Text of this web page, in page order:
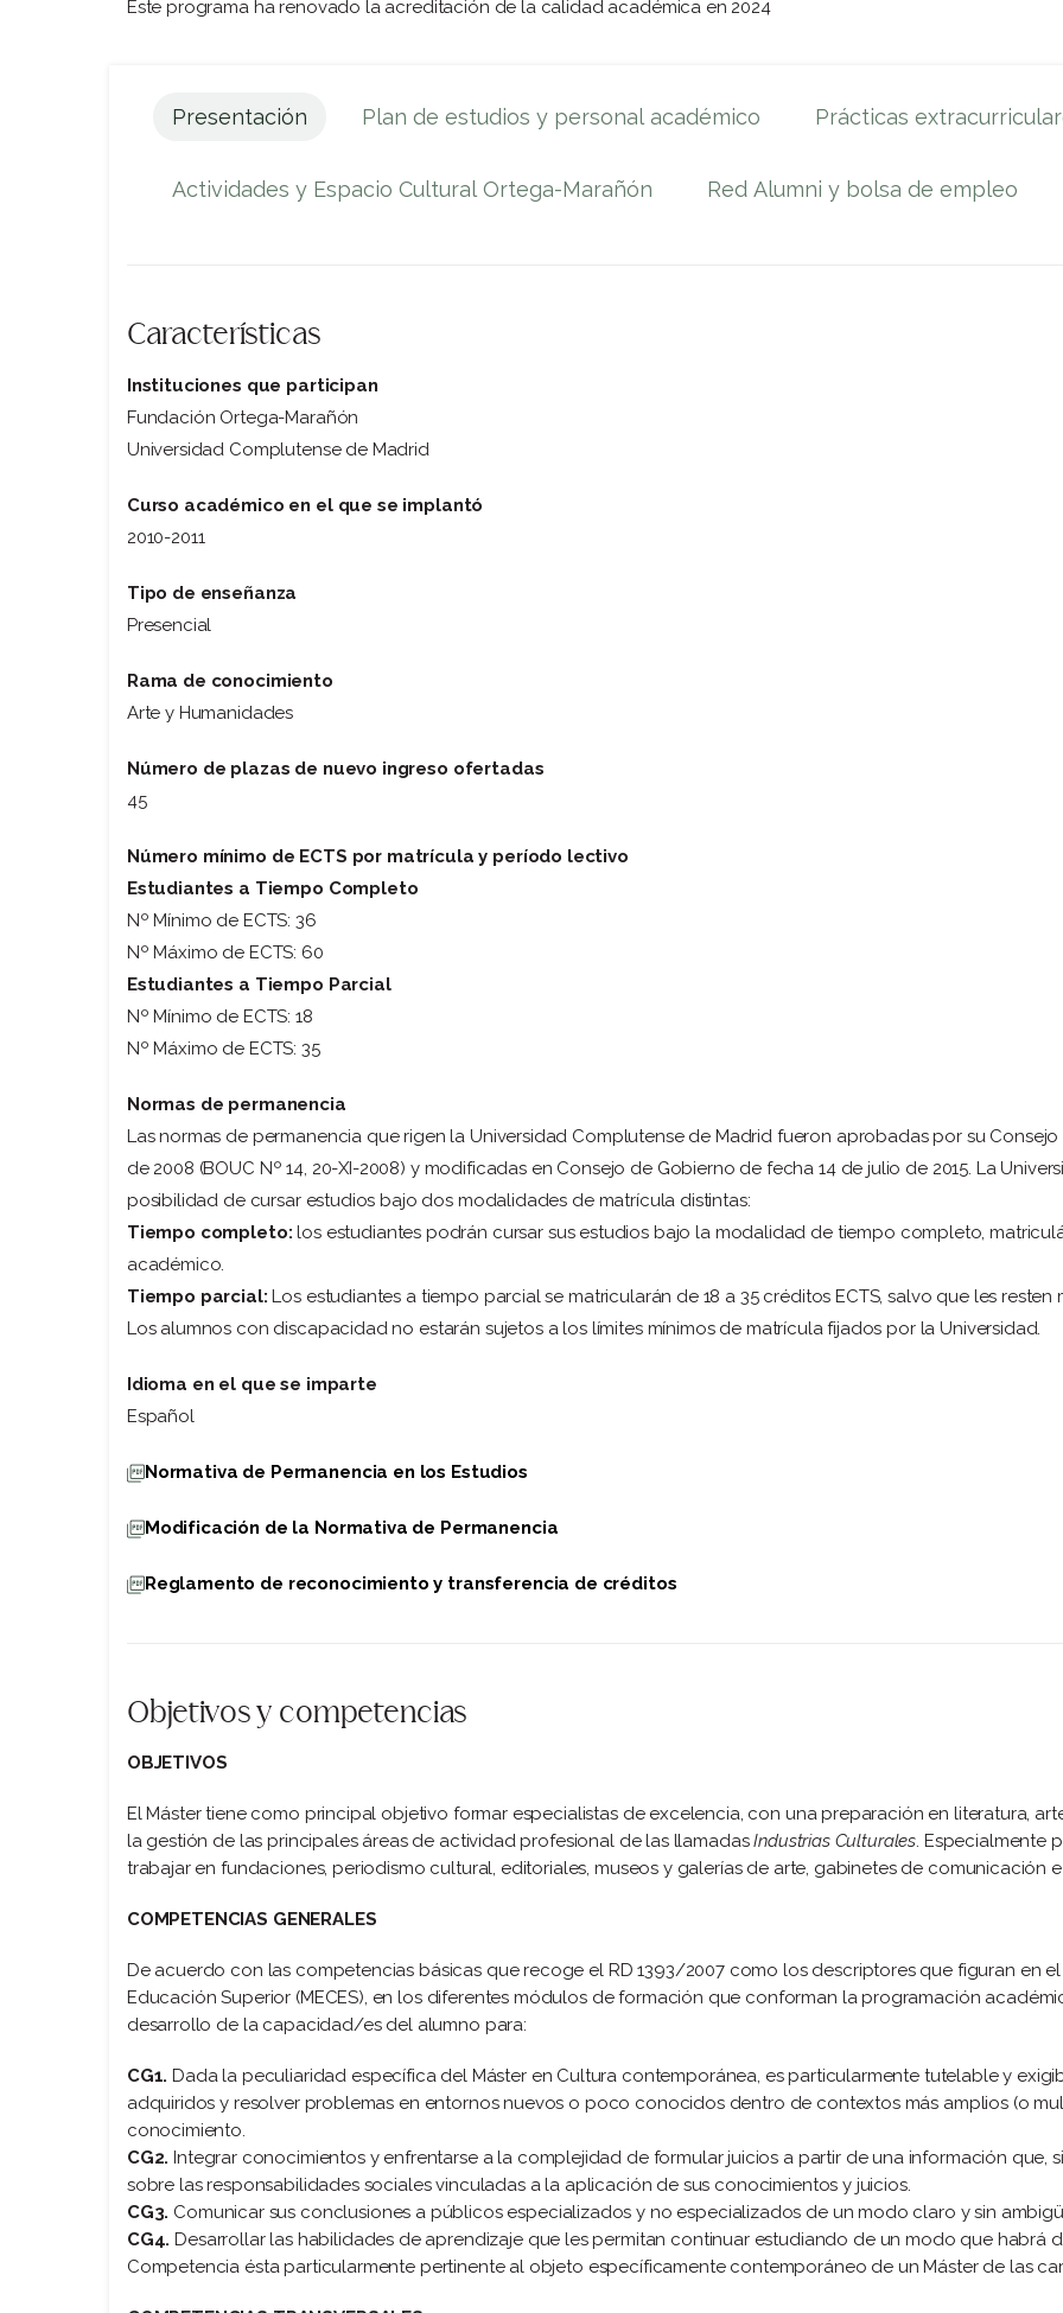
Este programa ha renovado la acreditación de la calidad académica en 2024
Presentación Plan de estudios y personal académico Prácticas
Actividades y Espacio Cultural Ortega-Marañón Red Alumni y bolsa de empleo
Características
Instituciones que participan
Fundación Ortega-Marañón
Universidad Complutense de Madrid
Curso académico en el que se implantó
2010-2011
Tipo de enseñanza
Presencial
Rama de conocimiento
Arte y Humanidades
Número de plazas de nuevo ingreso ofertadas
45
Número mínimo de ECTS por matrícula y período lectivo
Estudiantes a Tiempo Completo
Nº Mínimo de ECTS: 36
Nº Máximo de ECTS: 60
Estudiantes a Tiempo Parcial
Nº Mínimo de ECTS: 18
Nº Máximo de ECTS: 35
Normas de permanencia
Las normas de permanencia que rigen la Universidad Complutense de Madrid fueron aprobadas por su
de 2008 (BOUC Nº 14, 20-XI-2008) y modificadas en Consejo de Gobierno de fecha 14 de julio de 2015. La
posibilidad de cursar estudios bajo dos modalidades de matrícula distintas:
Tiempo completo: los estudiantes podrán cursar sus estudios bajo la modalidad de tiempo completo,
académico.
Tiempo parcial: Los estudiantes a tiempo parcial se matricularán de 18 a 35 créditos ECTS, salvo que les
Los alumnos con discapacidad no estarán sujetos a los límites mínimos de matrícula fijados por la Universidad.
Idioma en el que se imparte
Español
Normativa de Permanencia en los Estudios
Modificación de la Normativa de Permanencia
Reglamento de reconocimiento y transferencia de créditos
Objetivos y competencias
OBJETIVOS
El Máster tiene como principal objetivo formar especialistas de excelencia, con una preparación en literatura,
la gestión de las principales áreas de actividad profesional de las llamadasIndustrias Culturales . Especialmente
trabajar en fundaciones, periodismo cultural, editoriales, museos y galerías de arte, gabinetes de comunicación
COMPETENCIAS GENERALES
De acuerdo con las competencias básicas que recoge el RD 1393/2007 como los descriptores que figuran en
Educación Superior (MECES), en los diferentes módulos de formación que conforman la programación
desarrollo de la capacidad/es del alumno para:
CG1. Dada la peculiaridad específica del Máster en Cultura contemporánea, es particularmente tutelable y
adquiridos y resolver problemas en entornos nuevos o poco conocidos dentro de contextos más amplios (o
conocimiento.
CG2. Integrar conocimientos y enfrentarse a la complejidad de formular juicios a partir de una información que,
sobre las responsabilidades sociales vinculadas a la aplicación de sus conocimientos y juicios.
CG3. Comunicar sus conclusiones a públicos especializados y no especializados de un modo claro y sin
CG4. Desarrollar las habilidades de aprendizaje que les permitan continuar estudiando de un modo que habrá
Competencia ésta particularmente pertinente al objeto específicamente contemporáneo de un Máster de las